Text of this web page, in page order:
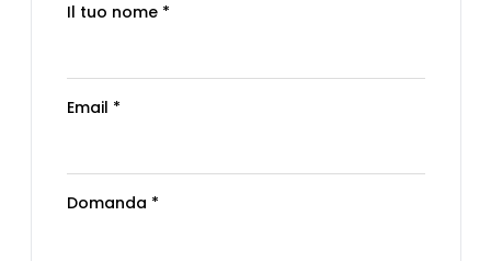
Il tuo nome *
Email *
Domanda *